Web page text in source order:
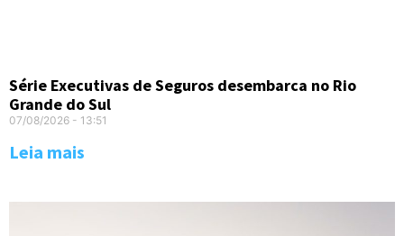
Série Executivas de Seguros desembarca no Rio
Grande do Sul
07/08/2026 13:51
Leia mais